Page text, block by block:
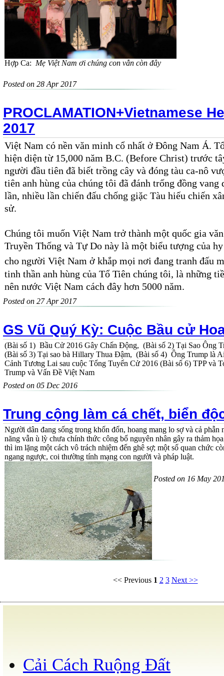
Hợp Ca: Mẹ Việt Nam ơi chúng con vẫn còn đây
Posted on 28 Apr 2017
PROCLAMATION+Vietnamese
2017
Việt Nam có nền văn minh cổ nhất ở Đông Nam Á.
hiện diện từ 15,000 năm B.C. (Before Christ) trước
người đầu tiên đã biết trồng cây và đóng tàu ca-nô
tiên anh hùng của chúng tôi đã đánh trống đồng vang
lần, nhiều lần chiến đấu chống giặc Tàu hiếu chiến
sử.
Chúng tôi muốn Việt Nam trở thành một quốc gia
Truyền Thống và Tự Do này là một biểu tượng của h
cho người Việt Nam ở khắp mọi nơi đang tranh đấu
tinh thần anh hùng của Tổ Tiên chúng tôi, là những
nên nước Việt Nam cách đây hơn 5000 năm.
Posted on 27 Apr 2017
GS Vũ Quý Kỳ: Cuộc Bầu cử
(Bài số 1) Bầu Cử 2016 Gây Chấn Động, (Bài số 2) Tại Sao
(Bài số 3) Tại sao bà Hillary Thua Đậm, (Bài số 4) Ông Trump là
Cảnh Tương Lai sau cuộc Tổng Tuyển Cử 2016 (Bài số 6) TPP và
Trump và Vấn Đề Việt Nam
Posted on 05 Dec 2016
Trung cộng làm cá chết, biển
Người dân đang sống trong khốn đốn, hoang mang lo sợ và cả phẫn
năng vẫn ù lỳ chưa chính thức công bố nguyên nhân gây ra thảm
thì im lặng một cách vô trách nhiệm đến ghê sợ; một số quan chức
ngang ngược, coi thường tính mạng con người và pháp luật.
Posted on 16 May
<< Previous 1 2 3 Next >>
Cải Cách Ruộng Đất